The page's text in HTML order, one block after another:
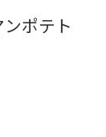
ポテト